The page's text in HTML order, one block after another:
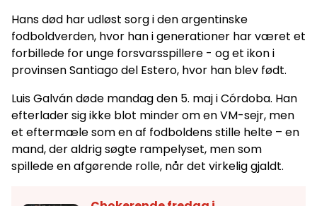
Hans død har udløst sorg i den argentinske
fodboldverden, hvor han i generationer har været et
forbillede for unge forsvarsspillere - og et ikon i
provinsen Santiago del Estero, hvor han blev født.
Luis Galván døde mandag den 5. maj i Córdoba. Han
efterlader sig ikke blot minder om en VM-sejr, men
et eftermæle som en af fodboldens stille helte – en
mand, der aldrig søgte rampelyset, men som
spillede en afgørende rolle, når det virkelig gjaldt.